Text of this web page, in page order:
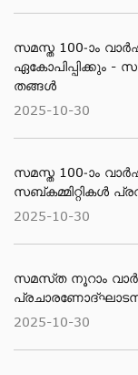
സമസ്ത 100-ാം
ഏകോപിപ്പിക്കും -
തങ്ങള്‍
2025-10-30
സമസ്ത 100-ാം
സബ്കമ്മിറ്റികള്‍
2025-10-30
സമസ്​ത നൂറാം
2025-10-30